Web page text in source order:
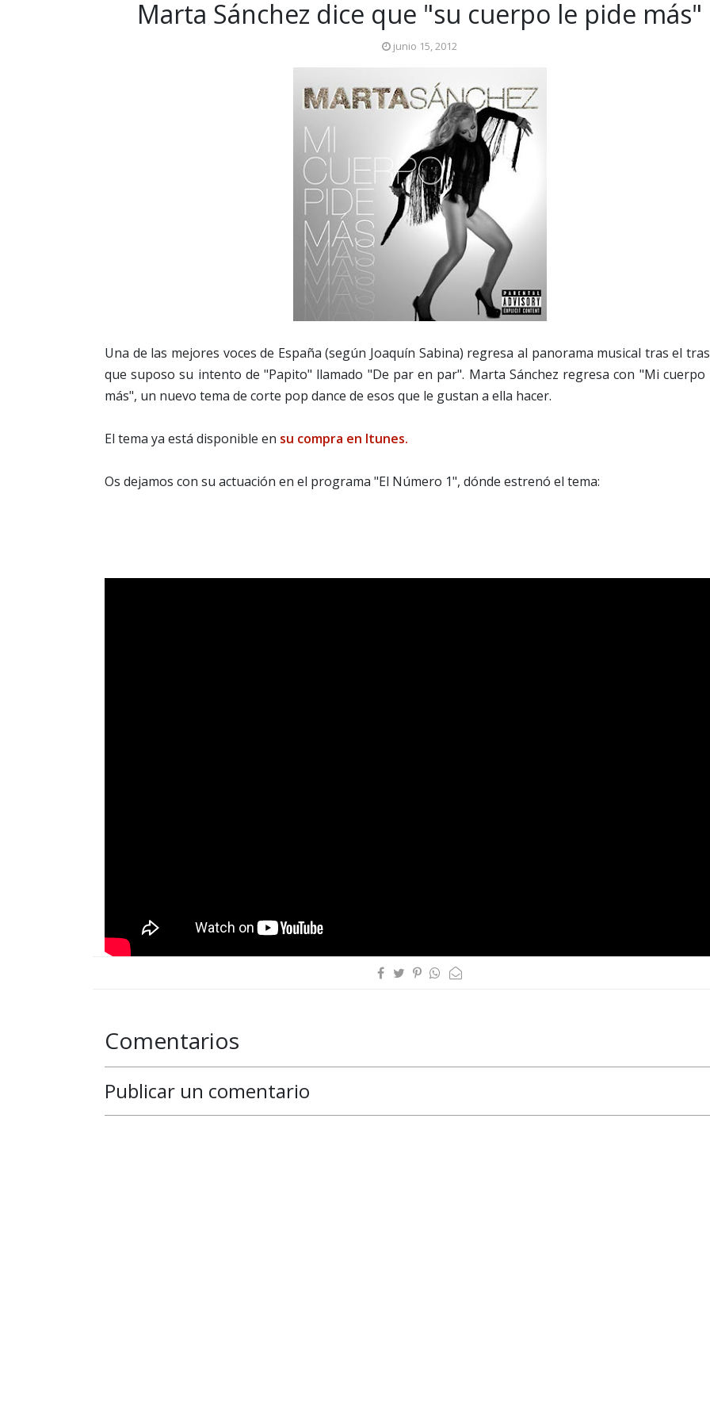
Marta Sánchez dice que "su cuerpo le pide más"
junio 15, 2012
Una de las mejores voces de España (según Joaquín Sabina) regresa al panorama musical tras el
que suposo su intento de "Papito" llamado "De par en par". Marta Sánchez regresa con "Mi cuerpo
más", un nuevo tema de corte pop dance de esos que le gustan a ella hacer.
El tema ya está disponible en su compra en Itunes.
Os dejamos con su actuación en el programa "El Número 1", dónde estrenó el tema:
Comentarios
Publicar un comentario